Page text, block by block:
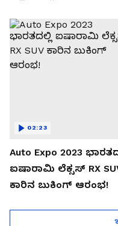
Auto Expo 2023 ಭಾರತದಲ್ಲಿ
ಐಷಾರಾಮಿ ಲೆಕ್ಸಸ್ RX
ಕಾರಿನ ಬುಕಿಂಗ್ ಆರಂಭ!
02:23